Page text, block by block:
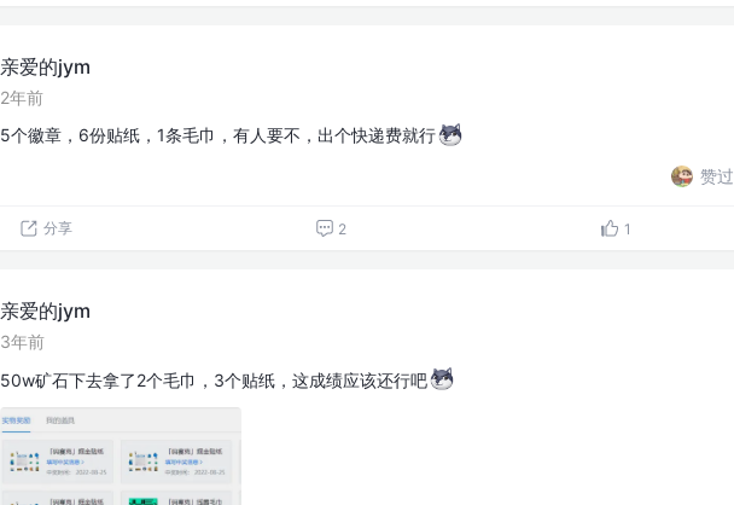
亲爱的jym
2年前
5个徽章，6份贴纸，1条毛巾，有人要不，出个快递费就行
赞过
分享 2 1
亲爱的jym
3年前
50w矿石下去拿了2个毛巾，3个贴纸，这成绩应该还行吧